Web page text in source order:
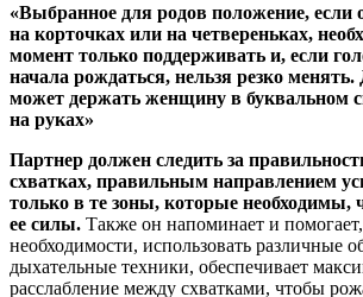
«Выбранное для родов положение, если
на корточках или на четвереньках,
момент только поддерживать и, если
начала рождаться, нельзя резко менять.
может держать женщину в буквальном
на руках»
Партнер должен следить за
схватках, правильным направлением
только в те зоны, которые необходимы,
ее силы. Также он напоминает и
необходимости, использовать различные
дыхательные техники, обеспечивает
расслабление между схватками, чтобы